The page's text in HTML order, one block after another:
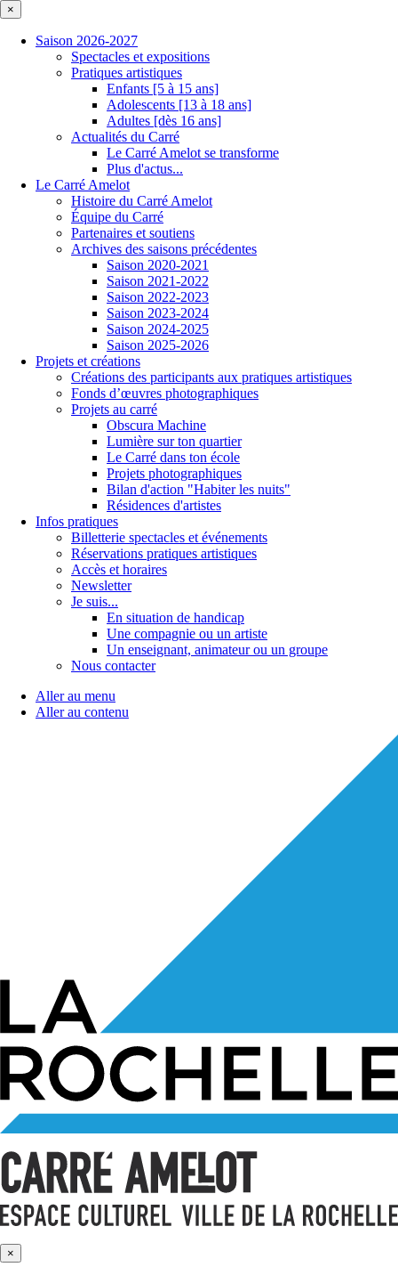
×
Saison 2026-2027
Spectacles et expositions
Pratiques artistiques
Enfants [5 à 15 ans]
Adolescents [13 à 18 ans]
Adultes [dès 16 ans]
Actualités du Carré
Le Carré Amelot se transforme
Plus d'actus...
Le Carré Amelot
Histoire du Carré Amelot
Équipe du Carré
Partenaires et soutiens
Archives des saisons précédentes
Saison 2020-2021
Saison 2021-2022
Saison 2022-2023
Saison 2023-2024
Saison 2024-2025
Saison 2025-2026
Projets et créations
Créations des participants aux pratiques artistiques
Fonds d’œuvres photographiques
Projets au carré
Obscura Machine
Lumière sur ton quartier
Le Carré dans ton école
Projets photographiques
Bilan d'action "Habiter les nuits"
Résidences d'artistes
Infos pratiques
Billetterie spectacles et événements
Réservations pratiques artistiques
Accès et horaires
Newsletter
Je suis...
En situation de handicap
Une compagnie ou un artiste
Un enseignant, animateur ou un groupe
Nous contacter
Aller au menu
Aller au contenu
×